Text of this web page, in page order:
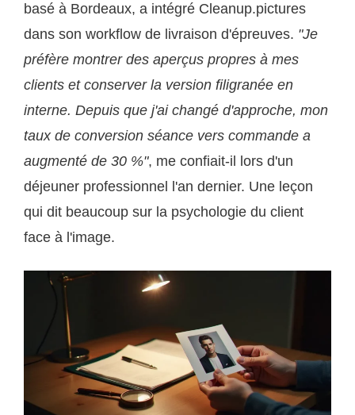
basé à Bordeaux, a intégré Cleanup.pictures
dans son workflow de livraison d'épreuves. "Je
préfère montrer des aperçus propres à mes
clients et conserver la version filigranée en
interne. Depuis que j'ai changé d'approche, mon
taux de conversion séance vers commande a
augmenté de 30 %", me confiait-il lors d'un
déjeuner professionnel l'an dernier. Une leçon
qui dit beaucoup sur la psychologie du client
face à l'image.